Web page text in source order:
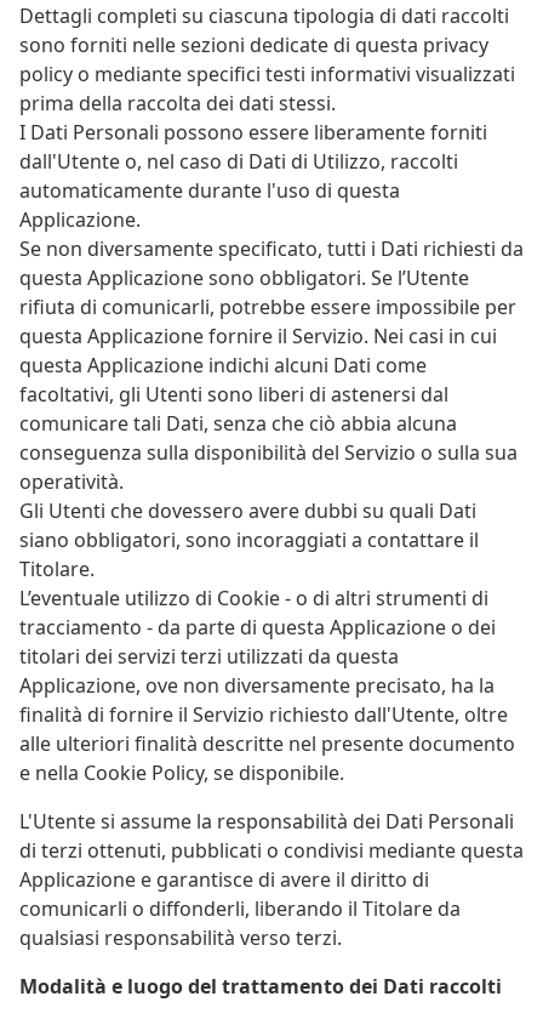
Dettagli completi su ciascuna tipologia di dati raccolti
sono forniti nelle sezioni dedicate di questa privacy
policy o mediante specifici testi informativi visualizzati
prima della raccolta dei dati stessi.
I Dati Personali possono essere liberamente forniti
dall'Utente o, nel caso di Dati di Utilizzo, raccolti
automaticamente durante l'uso di questa
Applicazione.
Se non diversamente specificato, tutti i Dati richiesti da
questa Applicazione sono obbligatori. Se l’Utente
rifiuta di comunicarli, potrebbe essere impossibile per
questa Applicazione fornire il Servizio. Nei casi in cui
questa Applicazione indichi alcuni Dati come
facoltativi, gli Utenti sono liberi di astenersi dal
comunicare tali Dati, senza che ciò abbia alcuna
conseguenza sulla disponibilità del Servizio o sulla sua
operatività.
Gli Utenti che dovessero avere dubbi su quali Dati
siano obbligatori, sono incoraggiati a contattare il
Titolare.
L’eventuale utilizzo di Cookie - o di altri strumenti di
tracciamento - da parte di questa Applicazione o dei
titolari dei servizi terzi utilizzati da questa
Applicazione, ove non diversamente precisato, ha la
finalità di fornire il Servizio richiesto dall'Utente, oltre
alle ulteriori finalità descritte nel presente documento
e nella Cookie Policy, se disponibile.
L'Utente si assume la responsabilità dei Dati Personali
di terzi ottenuti, pubblicati o condivisi mediante questa
Applicazione e garantisce di avere il diritto di
comunicarli o diffonderli, liberando il Titolare da
qualsiasi responsabilità verso terzi.
Modalità e luogo del trattamento dei Dati raccolti